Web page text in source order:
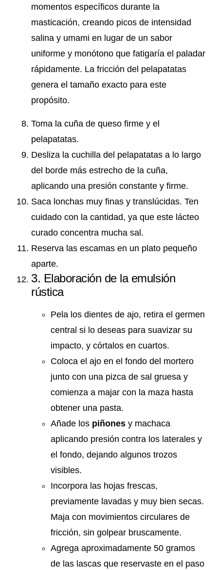
momentos específicos durante la
masticación, creando picos de intensidad
salina y umami en lugar de un sabor
uniforme y monótono que fatigaría el paladar
rápidamente. La fricción del pelapatatas
genera el tamaño exacto para este
propósito.
Toma la cuña de queso firme y el
pelapatatas.
Desliza la cuchilla del pelapatatas a lo largo
del borde más estrecho de la cuña,
aplicando una presión constante y firme.
Saca lonchas muy finas y translúcidas. Ten
cuidado con la cantidad, ya que este lácteo
curado concentra mucha sal.
Reserva las escamas en un plato pequeño
aparte.
3. Elaboración de la emulsión
rústica
Pela los dientes de ajo, retira el germen
central si lo deseas para suavizar su
impacto, y córtalos en cuartos.
Coloca el ajo en el fondo del mortero
junto con una pizca de sal gruesa y
comienza a majar con la maza hasta
obtener una pasta.
Añade los piñones y machaca
aplicando presión contra los laterales y
el fondo, dejando algunos trozos
visibles.
Incorpora las hojas frescas,
previamente lavadas y muy bien secas.
Maja con movimientos circulares de
fricción, sin golpear bruscamente.
Agrega aproximadamente 50 gramos
de las lascas que reservaste en el paso